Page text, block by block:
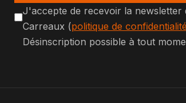
J'accepte de recevoir la newsletter
Carreaux (politique de confidentialité
Désinscription possible à tout